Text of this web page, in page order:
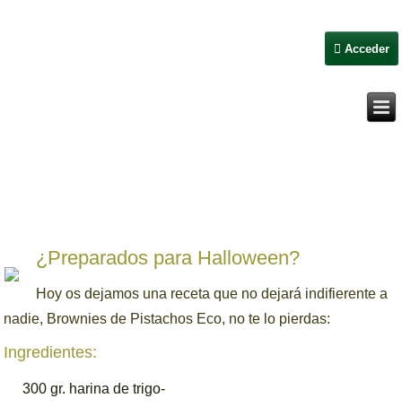
Acceder
¿Preparados para Halloween?
Hoy os dejamos una receta que no dejará indifierente a
nadie, Brownies de Pistachos Eco, no te lo pierdas:
Ingredientes:
300 gr. harina de trigo-